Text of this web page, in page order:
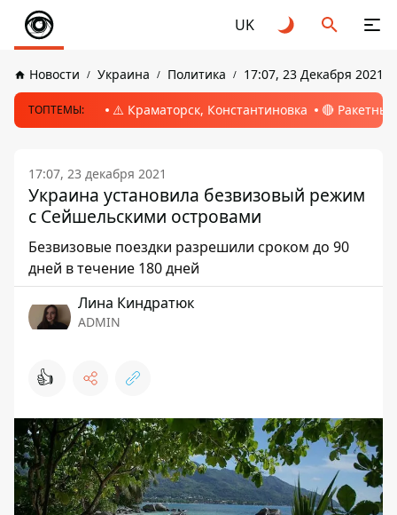
UK
Новости Украина Политика 17:07, 23 Декабря 2021
ТОПТЕМЫ: ⚠️ Краматорск, Константиновка 🔴
17:07, 23 декабря 2021
Украина установила безвизовый режим
с Сейшельскими островами
Безвизовые поездки разрешили сроком до 90
дней в течение 180 дней
Лина Киндратюк
ADMIN
👍